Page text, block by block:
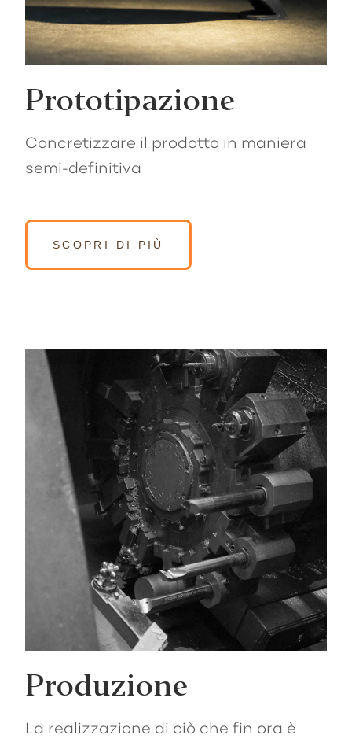
Prototipazione
Concretizzare il prodotto in maniera
semi-definitiva
SCOPRI DI PIÙ
Produzione
La realizzazione di ciò che fin ora è